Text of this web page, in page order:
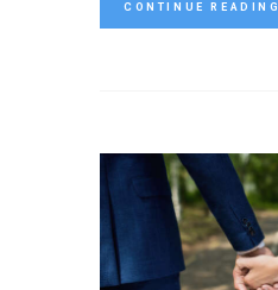
CONTINUE READING